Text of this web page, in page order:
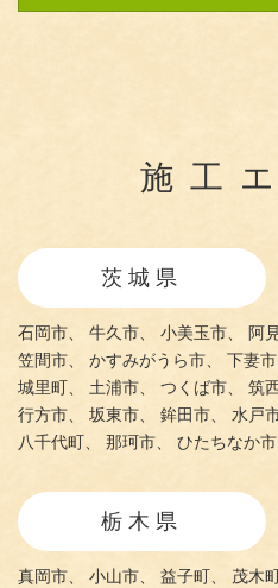
施工
茨城県
石岡市、 牛久市、 小美玉市、 阿
笠間市、
かすみがうら市、 下妻市
城里町、
土浦市、 つくば市、 筑
行方市、
坂東市、 鉾田市、 水戸市
八千代町、
那珂市、 ひたちなか市
栃木県
真岡市、 小山市、 益子町、 茂木